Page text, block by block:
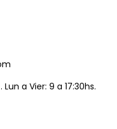
Lun a Vier: 9 a 17:30hs.